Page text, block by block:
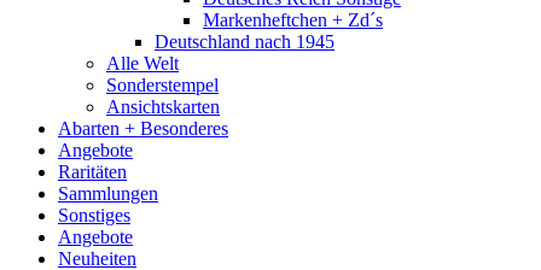
Markenheftchen + Zd´s
Deutschland nach 1945
Alle Welt
Sonderstempel
Ansichtskarten
Abarten + Besonderes
Angebote
Raritäten
Sammlungen
Sonstiges
Angebote
Neuheiten